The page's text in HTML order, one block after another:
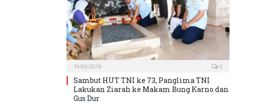
19/09/2018 0
Sambut HUT TNI ke 73, Panglima TNI
Lakukan Ziarah ke Makam Bung Karno dan
Gus Dur